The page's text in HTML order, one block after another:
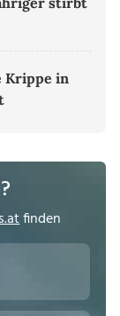
Krippe in
finden